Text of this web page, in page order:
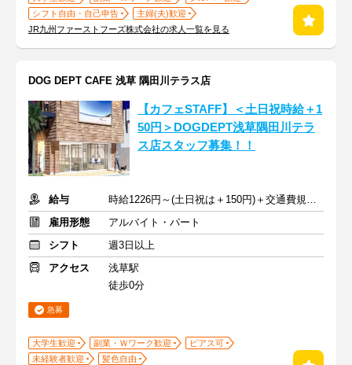
シフト自由・自己申告
主婦(夫)歓迎
JR九州ファーストフーズ株式会社の求人一覧を見る
DOG DEPT CAFE 浅草 隅田川テラス店
【カフェSTAFF】＜土日祝時給＋1
50円＞DOGDEPT浅草隅田川テラ
ス店スタッフ募集！！
給与
時給1226円～(土日祝は＋150円)＋交通費規定支給（上限あり）
雇用形態
アルバイト・パート
シフト
週3日以上
アクセス
浅草駅
徒歩0分
急募
大学生歓迎 副業・Ｗワーク歓迎
ピアス可
未経験者歓迎
髪色自由